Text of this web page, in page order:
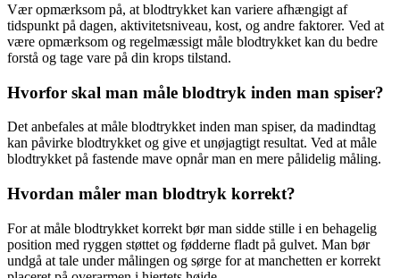
Vær opmærksom på, at blodtrykket kan variere afhængigt af
tidspunkt på dagen, aktivitetsniveau, kost, og andre faktorer. Ved at
være opmærksom og regelmæssigt måle blodtrykket kan du bedre
forstå og tage vare på din krops tilstand.
Hvorfor skal man måle blodtryk inden man spiser?
Det anbefales at måle blodtrykket inden man spiser, da madindtag
kan påvirke blodtrykket og give et unøjagtigt resultat. Ved at måle
blodtrykket på fastende mave opnår man en mere pålidelig måling.
Hvordan måler man blodtryk korrekt?
For at måle blodtrykket korrekt bør man sidde stille i en behagelig
position med ryggen støttet og fødderne fladt på gulvet. Man bør
undgå at tale under målingen og sørge for at manchetten er korrekt